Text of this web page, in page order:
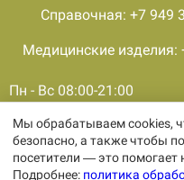
Пн - Вс 08:00-21:00
Справочная: +7 949
Медицинские изделия:
© 2001 - 2026, все
Мединвест», ИНН
Политика конфиденциальности
Мы обрабатываем cookies,
безопасно, а также чтобы
посетители — это помогает
Подробнее: политика